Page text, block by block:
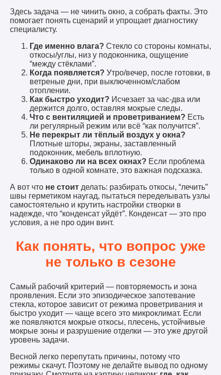
Здесь задача — не чинить окно, а собрать факты. Это
помогает понять сценарий и упрощает диагностику
специалисту.
Где именно влага? Стекло со стороны комнаты,
откосы/углы, низ у подоконника, ощущение
“между стёклами”.
Когда появляется? Утро/вечер, после готовки, в
ветреные дни, при выключенном/слабом
отоплении.
Как быстро уходит? Исчезает за час-два или
держится долго, оставляя мокрые следы.
Что с вентиляцией и проветриванием? Есть
ли регулярный режим или всё “как получится”.
Не перекрыт ли тёплый воздух у окна?
Плотные шторы, экраны, заставленный
подоконник, мебель вплотную.
Одинаково ли на всех окнах? Если проблема
только в одной комнате, это важная подсказка.
А вот что не стоит делать: разбирать откосы, “лечить”
швы герметиком наугад, пытаться переделывать узлы
самостоятельно и крутить настройки створки в
надежде, что “конденсат уйдёт”. Конденсат — это про
условия, а не про один винт.
Как понять, что вопрос уже
не только в сезоне
Самый рабочий критерий — повторяемость и зона
проявления. Если это эпизодическое запотевание
стекла, которое зависит от режима проветривания и
быстро уходит — чаще всего это микроклимат. Если
же появляются мокрые откосы, плесень, устойчивые
мокрые зоны и разрушение отделки — это уже другой
уровень задачи.
Весной легко перепутать причины, потому что
режимы скачут. Поэтому не делайте вывод по одному